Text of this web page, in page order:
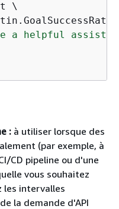
\
a helpful
: à utiliser lorsque des
(par exemple, à
CD pipeline ou d'une
vous souhaitez
les intervalles
la demande d'API